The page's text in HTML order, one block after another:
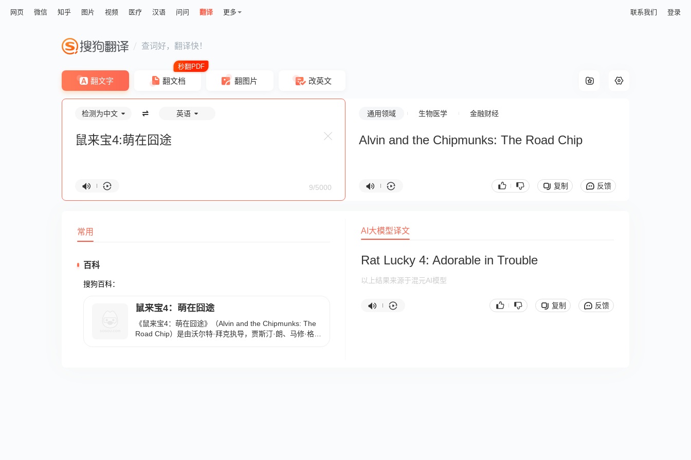
网页 微信 知乎 图片 视频 医疗 汉语 问问 翻译 更多 联系我们 登录
查词好，翻译快！
翻文字 翻文档 翻图片 改英文
检测为中文 英语
9/5000
通用领域 生物医学 金融财经
Alvin and the Chipmunks: The Road Chip
复制 反馈
常用
百科
搜狗百科：
鼠来宝4：萌在囧途
《鼠来宝4：萌在囧途》（Alvin and the Chipmunks: The
Road Chip）是由沃尔特·拜克执导，贾斯汀·朗、马修·格雷
AI大模型译文
Rat Lucky 4: Adorable in Trouble
以上结果来源于混元AI模型
复制 反馈